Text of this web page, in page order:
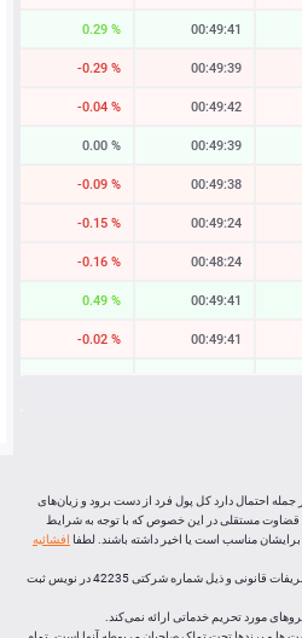
00:49:42
0.29 %
00:49:39
-0.29 %
00:49:42
-0.04 %
00:49:39
0.00 %
00:49:38
-0.09 %
00:49:24
-0.15 %
00:48:24
-0.16 %
00:49:42
0.49 %
00:49:42
-0.02 %
00:49:40
00:49:13
0.06 %
00:49:14
0.08 %
احتمال دارد کل پول فرد از دست برود و زیان‌های
قضاوت مستقلی در این خصوص که با توجه به شرایط
مناسب است یا اخیر داشته باشند. لطفا افشائیه
، (شرکت بازارهای اف ایکس اپن) با رعايت تشريفات قانونی و ذیل شماره شرکتی 42235 در نویس ثبت
مورد تحریم خدماتی ارائه نمی‌کند.